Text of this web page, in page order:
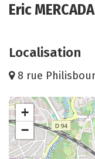
Eric
Localisation
8 rue
+
−